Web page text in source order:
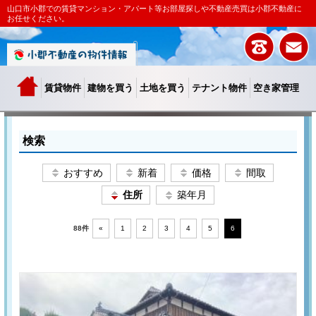
山口市小郡での賃貸マンション・アパート等お部屋探しや不動産売買は小郡不動産に
お任せください。
賃貸物件 建物を買う 土地を買う テナント物件 空き家管理
検索
おすすめ 新着 価格
間取
住所
築年月
88件 « 1 2 3 4 5 6